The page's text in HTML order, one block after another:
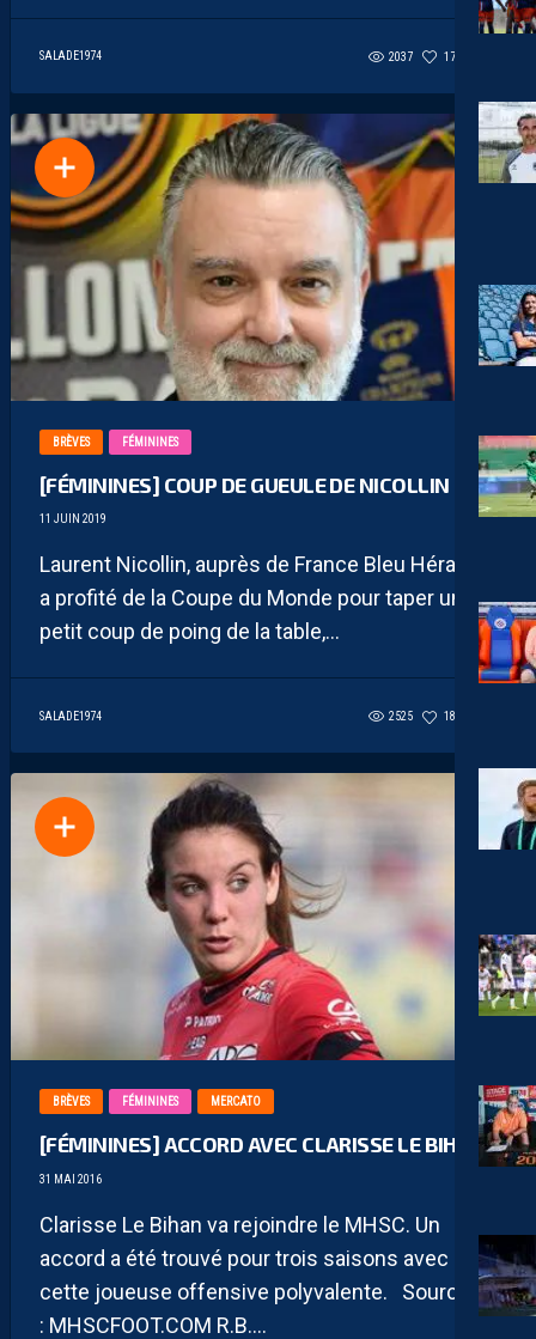
SALADE1974 2037 175
BRÈVES FÉMININES
[FÉMININES] COUP DE GUEULE DE NICOLLIN
11 JUIN 2019
Laurent Nicollin, auprès de France Bleu Hérault,
a profité de la Coupe du Monde pour taper un
petit coup de poing de la table,...
SALADE1974 2525 185
BRÈVES FÉMININES MERCATO
[FÉMININES] ACCORD AVEC CLARISSE LE BIHAN
31 MAI 2016
Clarisse Le Bihan va rejoindre le MHSC. Un
accord a été trouvé pour trois saisons avec
cette joueuse offensive polyvalente. Source
: MHSCFOOT.COM R.B....